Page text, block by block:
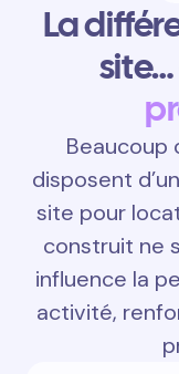
La
Beaucoup
disposent
site pour
construit ne
influence la
activité,